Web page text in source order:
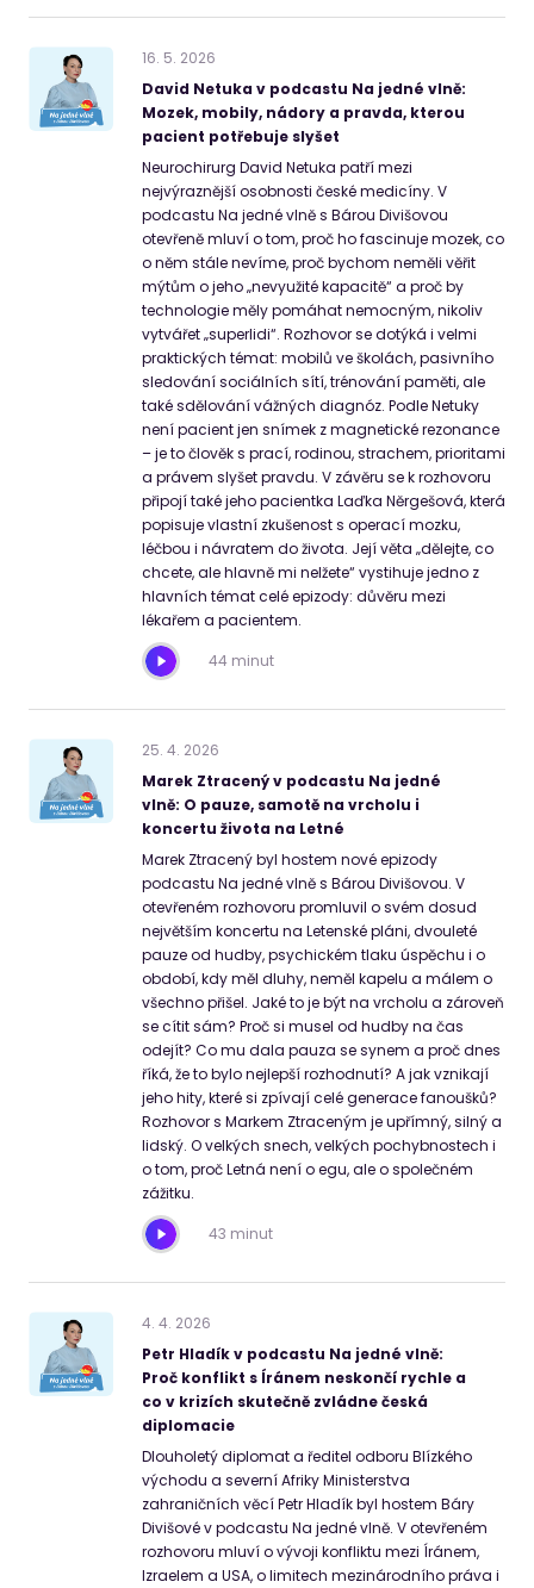
16. 5. 2026
David Netuka v podcastu Na jedné vlně:
Mozek, mobily, nádory a pravda, kterou
pacient potřebuje slyšet
Neurochirurg David Netuka patří mezi
nejvýraznější osobnosti české medicíny. V
podcastu Na jedné vlně s Bárou Divišovou
otevřeně mluví o tom, proč ho fascinuje mozek, co
o něm stále nevíme, proč bychom neměli věřit
mýtům o jeho „nevyužité kapacitě“ a proč by
technologie měly pomáhat nemocným, nikoliv
vytvářet „superlidi“. Rozhovor se dotýká i velmi
praktických témat: mobilů ve školách, pasivního
sledování sociálních sítí, trénování paměti, ale
také sdělování vážných diagnóz. Podle Netuky
není pacient jen snímek z magnetické rezonance
– je to člověk s prací, rodinou, strachem, prioritami
a právem slyšet pravdu. V závěru se k rozhovoru
připojí také jeho pacientka Laďka Něrgešová, která
popisuje vlastní zkušenost s operací mozku,
léčbou i návratem do života. Její věta „dělejte, co
chcete, ale hlavně mi nelžete“ vystihuje jedno z
hlavních témat celé epizody: důvěru mezi
lékařem a pacientem.
44 minut
25. 4. 2026
Marek Ztracený v podcastu Na jedné
vlně: O pauze, samotě na vrcholu i
koncertu života na Letné
Marek Ztracený byl hostem nové epizody
podcastu Na jedné vlně s Bárou Divišovou. V
otevřeném rozhovoru promluvil o svém dosud
největším koncertu na Letenské pláni, dvouleté
pauze od hudby, psychickém tlaku úspěchu i o
období, kdy měl dluhy, neměl kapelu a málem o
všechno přišel. Jaké to je být na vrcholu a zároveň
se cítit sám? Proč si musel od hudby na čas
odejít? Co mu dala pauza se synem a proč dnes
říká, že to bylo nejlepší rozhodnutí? A jak vznikají
jeho hity, které si zpívají celé generace fanoušků?
Rozhovor s Markem Ztraceným je upřímný, silný a
lidský. O velkých snech, velkých pochybnostech i
o tom, proč Letná není o egu, ale o společném
zážitku.
43 minut
4. 4. 2026
Petr Hladík v podcastu Na jedné vlně:
Proč konflikt s Íránem neskončí rychle a
co v krizích skutečně zvládne česká
diplomacie
Dlouholetý diplomat a ředitel odboru Blízkého
východu a severní Afriky Ministerstva
zahraničních věcí Petr Hladík byl hostem Báry
Divišové v podcastu Na jedné vlně. V otevřeném
rozhovoru mluví o vývoji konfliktu mezi Íránem,
Izraelem a USA, o limitech mezinárodního práva i